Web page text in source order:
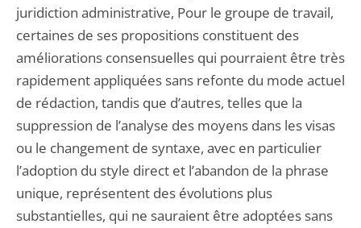
juridiction administrative, Pour le groupe de travail,
certaines de ses propositions constituent des
améliorations consensuelles qui pourraient être très
rapidement appliquées sans refonte du mode actuel
de rédaction, tandis que d’autres, telles que la
suppression de l’analyse des moyens dans les visas
ou le changement de syntaxe, avec en particulier
l’adoption du style direct et l’abandon de la phrase
unique, représentent des évolutions plus
substantielles, qui ne sauraient être adoptées sans